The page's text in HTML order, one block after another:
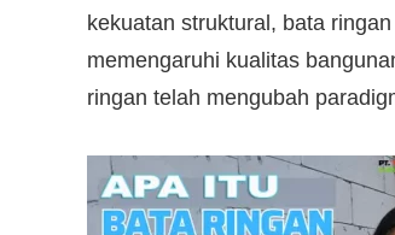
kekuatan struktural, bata
memengaruhi kualitas
ringan telah mengubah